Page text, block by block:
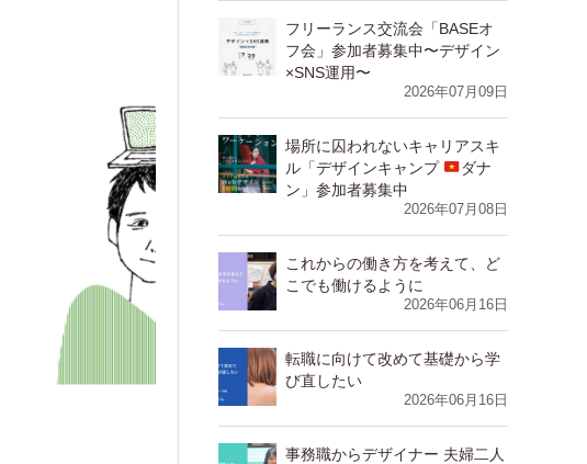
フリーランス交流会「BASEオ
フ会」参加者募集中〜デザイン
×SNS運用〜
2026年07月09日
場所に囚われないキャリアスキ
ル「デザインキャンプ
ダナ
ン」参加者募集中
2026年07月08日
⁨⁩⁨⁩⁨⁩⁨これからの働き方を考えて、ど
こでも働けるように
2026年06月16日
⁨⁩⁨⁩⁨⁩⁨転職に向けて改めて基礎から学
び直したい
2026年06月16日
⁨⁩⁨⁩⁨⁩⁨事務職からデザイナー 夫婦二人